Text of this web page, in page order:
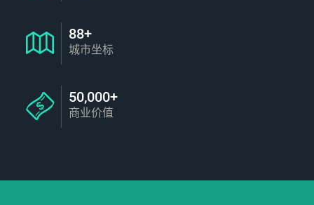
88+
城市坐标
50,000+
商业价值